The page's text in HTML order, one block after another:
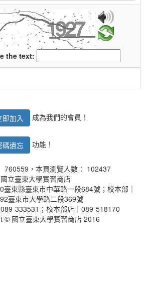
the text:
即加入 成為我們的會員！
碼遺忘 功能！
760559，本頁瀏覽人數： 102437
國立臺東大學實習商店
東縣臺東市中華路一段684號；校本部｜
臺東市大學路二段369號
333531；校本部店｜089-518170
© 國立臺東大學實習商店 2016